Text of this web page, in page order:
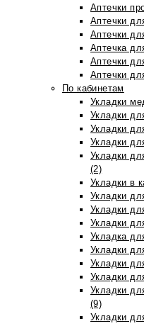
Аптечки
Аптечки
Аптечки
Аптечка
Аптечки
Аптечки
По кабинетам
Укладки
Укладки
Укладки
Укладки
Укладки
(2)
Укладки в
Укладки
Укладки
Укладки
Укладка
Укладки
Укладки
Укладки
Укладки
(9)
Укладки